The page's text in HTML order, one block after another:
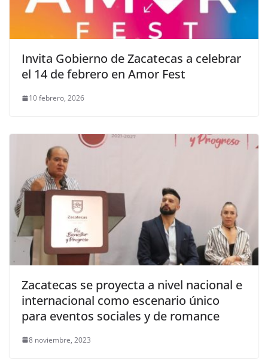
Invita Gobierno de Zacatecas a celebrar
el 14 de febrero en Amor Fest
10 febrero, 2026
Zacatecas se proyecta a nivel nacional e
internacional como escenario único
para eventos sociales y de romance
8 noviembre, 2023